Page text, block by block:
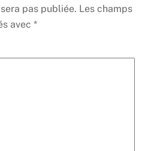
pas publiée. Les champs
avec*